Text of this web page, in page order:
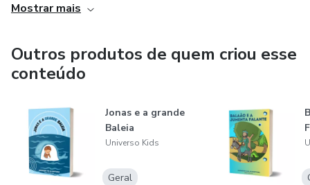
Nossos e-books infantis são projetados para educar,
que transmitem valores e ensinamentos bíblicos de uma
maneira que as crianças possam compreender e apreciar.
Nosso compromisso é oferecer um conteúdo rico e
espiritual das crianças desde cedo.
Cada livro é cuidadosamente elaborado, com uma atenção
especial aos detalhes, a fim de garantir uma experiência
Mostrar mais
Outros produtos de quem criou esse
conteúdo
Jonas e a grande
Baleia
Universo Kids
Geral